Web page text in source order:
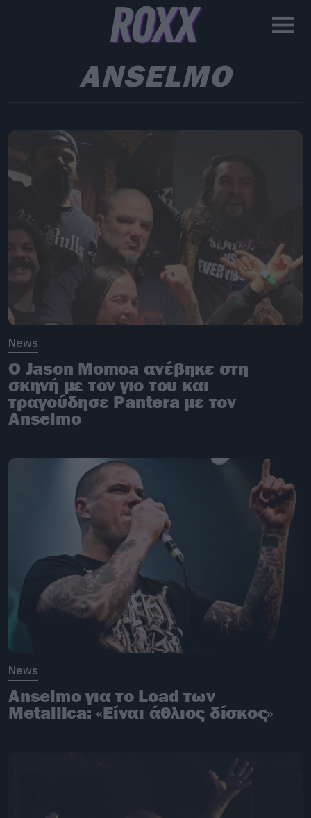
ANSELMO
News
O Jason Momoa ανέβηκε στη
σκηνή με τον γιο του και
τραγούδησε Pantera με τον
Anselmo
News
Anselmo για το Load των
Metallica: «Είναι άθλιος δίσκος»